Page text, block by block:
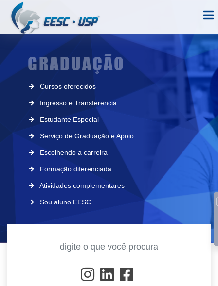
GRADUAÇÃO
Cursos oferecidos
Ingresso e Transferência
Estudante Especial
Serviço de Graduação e Apoio
Escolhendo a carreira
Formação diferenciada
Atividades complementares
Sou aluno EESC